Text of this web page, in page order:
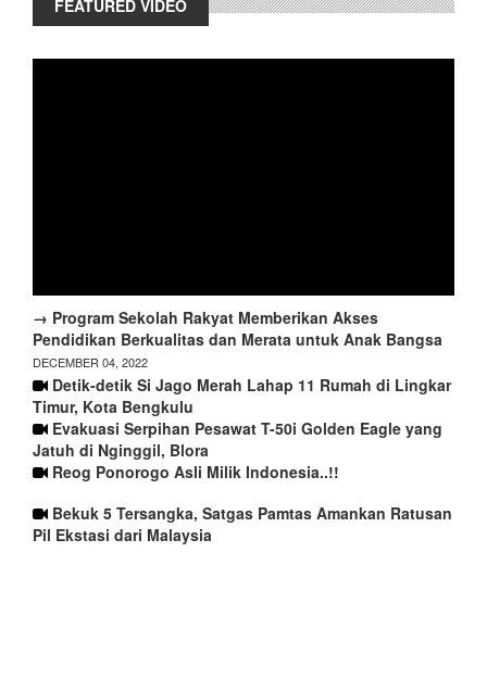
FEATURED VIDEO
→ Program Sekolah Rakyat Memberikan Akses
Pendidikan Berkualitas dan Merata untuk Anak Bangsa
DECEMBER 04, 2022
Detik-detik Si Jago Merah Lahap 11 Rumah di Lingkar
Timur, Kota Bengkulu
Evakuasi Serpihan Pesawat T-50i Golden Eagle yang
Jatuh di Nginggil, Blora
Reog Ponorogo Asli Milik Indonesia..!!
Bekuk 5 Tersangka, Satgas Pamtas Amankan Ratusan
Pil Ekstasi dari Malaysia